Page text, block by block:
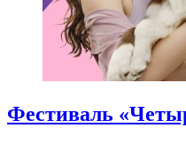
Фестиваль